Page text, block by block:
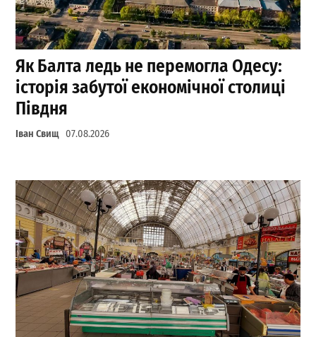
Як Балта ледь не перемогла Одесу:
історія забутої економічної столиці
Півдня
Іван Свищ 07.08.2026